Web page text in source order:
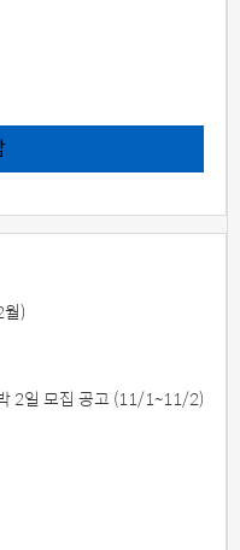
)
2일 모집 공고 (11/1~11/2)